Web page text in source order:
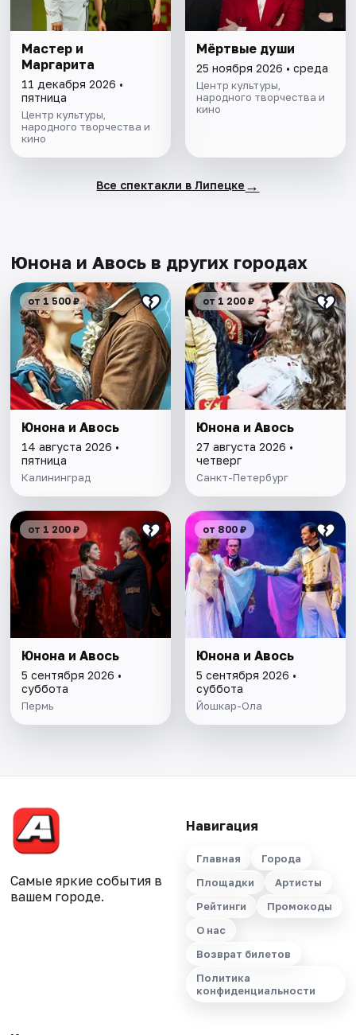
Мастер и
Маргарита
11 декабря 2026 •
пятница
Центр культуры,
народного творчества и
кино
Мёртвые души
25 ноября 2026 • среда
Центр культуры,
народного творчества и
кино
Все спектакли в Липецке →
Юнона и Авось в других городах
от 1 500 ₽
Юнона и Авось
14 августа 2026 •
пятница
Калининград
от 1 200 ₽
Юнона и Авось
27 августа 2026 •
четверг
Санкт-Петербург
от 1 200 ₽
Юнона и Авось
5 сентября 2026 •
суббота
Пермь
от 800 ₽
Юнона и Авось
5 сентября 2026 •
суббота
Йошкар-Ола
Самые яркие события в
вашем городе.
Навигация
Главная
Города
Площадки
Артисты
Рейтинги
Промокоды
О нас
Возврат билетов
Политика
конфиденциальности